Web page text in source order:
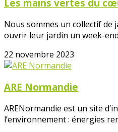
Les mains vertes du
Nous sommes un collectif de
ouvrir leur jardin un week-
22 novembre 2023
ARE Normandie
ARENormandie est un site
l’environnement : énergies